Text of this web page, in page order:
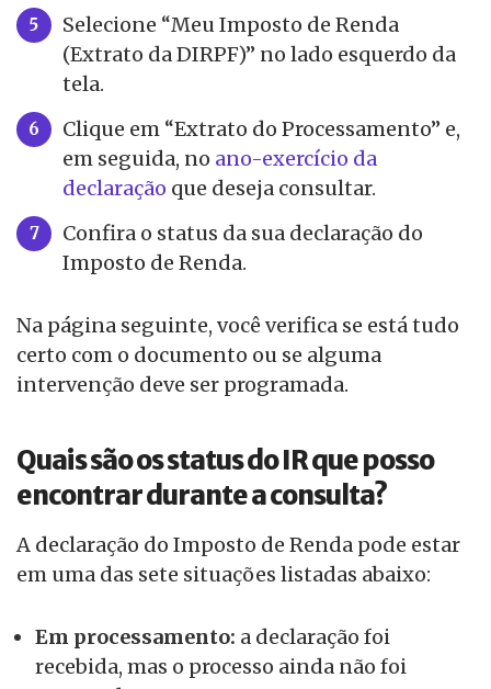
Selecione “Meu Imposto de Renda
(Extrato da DIRPF)” no lado esquerdo da
tela.
Clique em “Extrato do Processamento” e,
em seguida, no ano-exercício da
declaração que deseja consultar.
Confira o status da sua declaração do
Imposto de Renda.
Na página seguinte, você verifica se está tudo
certo com o documento ou se alguma
intervenção deve ser programada.
Quais são os status do IR que posso
encontrar durante a consulta?
A declaração do Imposto de Renda pode estar
em uma das sete situações listadas abaixo:
Em processamento: a declaração foi
recebida, mas o processo ainda não foi